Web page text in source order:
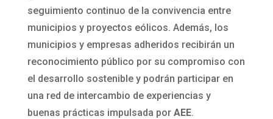
seguimiento continuo de la convivencia entre
municipios y proyectos eólicos. Además, los
municipios y empresas adheridos recibirán un
reconocimiento público por su compromiso con
el desarrollo sostenible y podrán participar en
una red de intercambio de experiencias y
buenas prácticas impulsada por AEE.